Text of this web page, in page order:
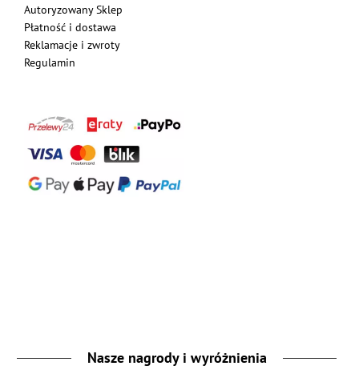
Autoryzowany Sklep
Płatność i dostawa
Reklamacje i zwroty
Regulamin
Nasze nagrody i wyróżnienia